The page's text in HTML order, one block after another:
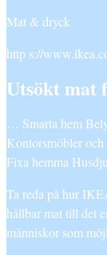
Mat & dryck
http s://
Utsökt mat
… Smarta hem
Kontorsmöbler
Fixa hemma
Ta reda på hur
hållbar mat till det
människor som